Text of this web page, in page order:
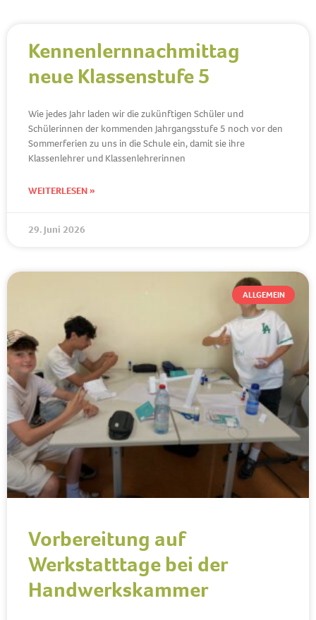
Kennenlernnachmittag
neue Klassenstufe 5
Wie jedes Jahr laden wir die zukünftigen Schüler und
Schülerinnen der kommenden Jahrgangsstufe 5 noch vor den
Sommerferien zu uns in die Schule ein, damit sie ihre
Klassenlehrer und Klassenlehrerinnen
WEITERLESEN »
29. Juni 2026
ALLGEMEIN
Vorbereitung auf
Werkstatttage bei der
Handwerkskammer